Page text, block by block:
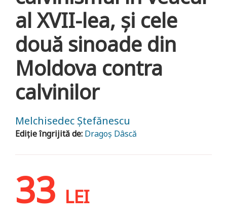
al XVII-lea, şi cele
două sinoade din
Moldova contra
calvinilor
Melchisedec Ștefănescu
Ediție îngrijită de: Dragoș Dâscă
33 LEI